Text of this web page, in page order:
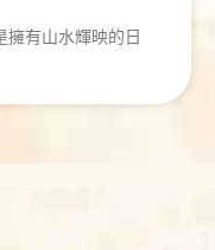
擁有山水輝映的日